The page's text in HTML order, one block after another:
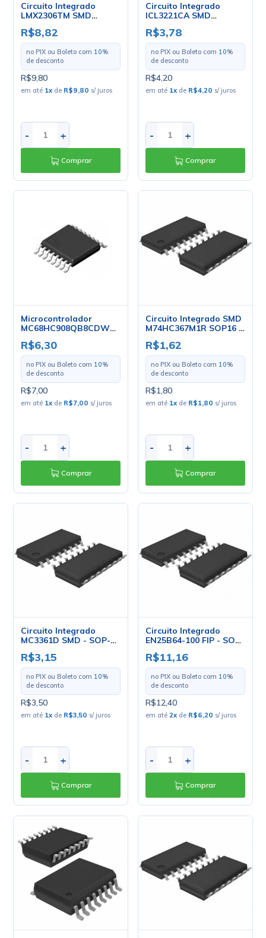
Circuito Integrado
LMX2306TM SMD
TSSOP-16 - National
R$8,82
no PIX ou Boleto com 10%
de desconto
R$9,80
em até 1x de R$9,80 s/ juros
- +
Comprar
Circuito Integrado
ICL3221CA SMD
TSSOP-16 - Intersil
R$3,78
no PIX ou Boleto com 10%
de desconto
R$4,20
em até 1x de R$4,20 s/ juros
- +
Comprar
Microcontrolador
MC68HC908QB8CDWE
SMD TSSOP-16 -
Freescale
R$6,30
no PIX ou Boleto com 10%
de desconto
R$7,00
em até 1x de R$7,00 s/ juros
- +
Comprar
Circuito Integrado SMD
M74HC367M1R SOP16 -
ST
R$1,62
no PIX ou Boleto com 10%
de desconto
R$1,80
em até 1x de R$1,80 s/ juros
- +
Comprar
Circuito Integrado
MC3361D SMD - SOP-16
- ON Semiconductor
R$3,15
no PIX ou Boleto com 10%
de desconto
R$3,50
em até 1x de R$3,50 s/ juros
- +
Comprar
Circuito Integrado
EN25B64-100 FIP - SOP-
16 - EON
R$11,16
no PIX ou Boleto com 10%
de desconto
R$12,40
em até 2x de R$6,20 s/ juros
- +
Comprar